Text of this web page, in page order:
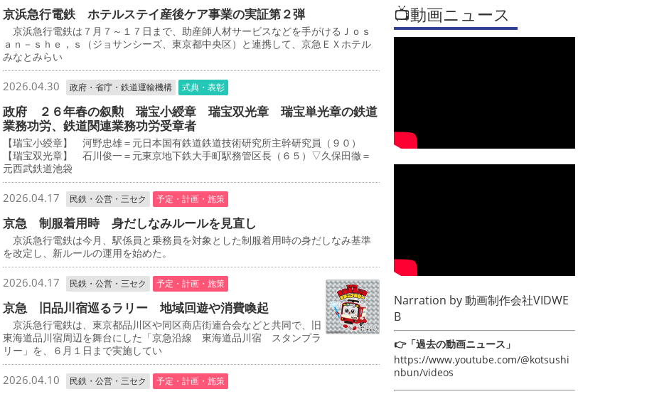
京浜急行電鉄 ホテルステイ産後ケア事業の実証第２弾
京浜急行電鉄は７月７～１７日まで、助産師人材サービスなどを手がけるＪｏｓ
ａｎ－ｓｈｅ，ｓ（ジョサンシーズ、東京都中央区）と連携して、京急ＥＸホテル
みなとみらい
2026.04.30 政府・省庁・鉄道運輸機構 式典・表彰
政府 ２６年春の叙勲 瑞宝小綬章 瑞宝双光章 瑞宝単光章の鉄道
業務功労、鉄道関連業務功労受章者
【瑞宝小綬章】 河野忠雄＝元日本国有鉄道鉄道技術研究所主幹研究員（９０）
【瑞宝双光章】 石川俊一＝元東京地下鉄大手町駅務管区長（６５）▽久保田徹＝
元西武鉄道池袋
2026.04.17 民鉄・公営・三セク 予定・計画・施策
京急 制服着用時 身だしなみルールを見直し
京浜急行電鉄は今月、駅係員と乗務員を対象とした制服着用時の身だしなみ基準
を改定し、新ルールの運用を始めた。
2026.04.17 民鉄・公営・三セク 予定・計画・施策
京急 旧品川宿巡るラリー 地域回遊や消費喚起
京浜急行電鉄は、東京都品川区や同区商店街連合会などと共同で、旧
東海道品川宿周辺を舞台にした「京急沿線 東海道品川宿 スタンプラ
リー」を、６月１日まで実施してい
2026.04.10 民鉄・公営・三セク 予定・計画・施策
📺動画ニュース
Narration by動画制作会社VIDWE
B
👉「過去の動画ニュース」
https://www.youtube.com/@kotsushi
nbun/videos